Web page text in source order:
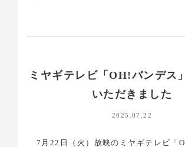
ミヤギテレビ「OH!バンデス
いただきました
2025.07.22
7月22日（火）放映のミヤギテレビ「